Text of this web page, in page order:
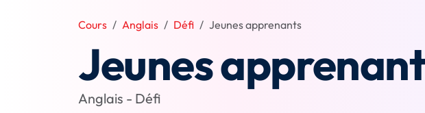
Cours Anglais Défi Jeunes apprenants
Jeunes
Anglais - Défi